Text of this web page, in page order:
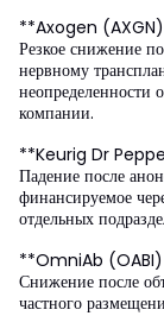
**Axogen
Резкое снижение
нервному
неопределенности
компании.
**Keurig Dr
Падение после
финансируемое
отдельных
**OmniAb
Снижение после
частного